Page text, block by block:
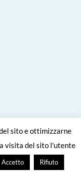
sito e ottimizzarne
visita del sito l'utente
Accetto Rifiuto